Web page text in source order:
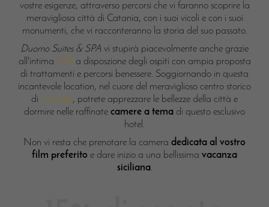
vostre esigenze, attraverso percorsi che vi faranno scoprire la
meravigliosa città di Catania, con i suoi vicoli e con i suoi
monumenti, che vi racconteranno la storia del suo passato.
Duomo Suites & SPA vi stupirà piacevolmente anche grazie
all'intima SPAa disposzione degli ospiti con ampia proposta
di trattamenti e percorsi benessere. Soggiornando in questa
incantevole location, nel cuore del meraviglioso centro storico
di Catania, potrete apprezzare le bellezze della città e
dormire nelle raffinate camere a tema di questo esclusivo
hotel.
Non vi resta che prenotare la camera dedicata al vostro
film preferito e dare inizio a una bellissima vacanza
siciliana.